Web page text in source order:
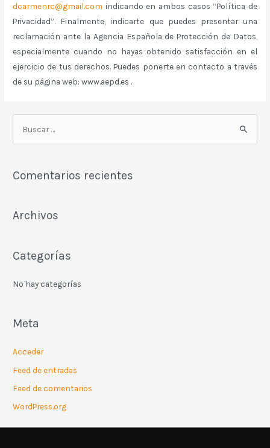
dcarmenrc@gmail.com indicando en ambos casos “Política de
Privacidad”. Finalmente, indicarte que puedes presentar una
reclamación ante la Agencia Española de Protección de Datos,
especialmente cuando no hayas obtenido satisfacción en el
ejercicio de tus derechos. Puedes ponerte en contacto a través
de su página web: www.aepd.es .
Comentarios recientes
Archivos
Categorías
No hay categorías
Meta
Acceder
Feed de entradas
Feed de comentarios
WordPress.org